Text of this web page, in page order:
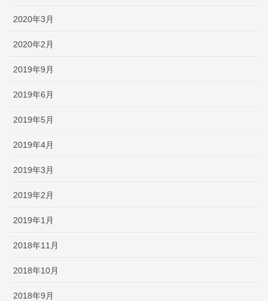
2020年3月
2020年2月
2019年9月
2019年6月
2019年5月
2019年4月
2019年3月
2019年2月
2019年1月
2018年11月
2018年10月
2018年9月